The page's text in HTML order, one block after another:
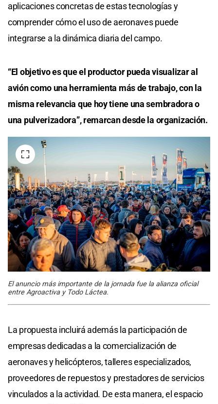
aplicaciones concretas de estas tecnologías y
comprender cómo el uso de aeronaves puede
integrarse a la dinámica diaria del campo.
“El objetivo es que el productor pueda visualizar al
avión como una herramienta más de trabajo, con la
misma relevancia que hoy tiene una sembradora o
una pulverizadora”, remarcan desde la organización.
El anuncio más importante de la jornada fue la alianza oficial
entre Agroactiva y Todo Láctea.
La propuesta incluirá además la participación de
empresas dedicadas a la comercialización de
aeronaves y helicópteros, talleres especializados,
proveedores de repuestos y prestadores de servicios
vinculados a la actividad. De esta manera, el espacio